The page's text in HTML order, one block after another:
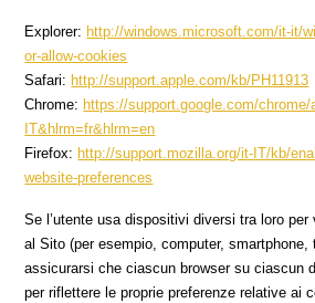
Explorer: http://windows.microsoft.com/it-it/
or-allow-cookies
Safari: http://support.apple.com/kb/PH11913
Chrome: https://support.google.com/chrome/
IT&hlrm=fr&hlrm=en
Firefox: http://support.mozilla.org/it-IT/kb/
website-preferences
Se l’utente usa dispositivi diversi tra loro
al Sito (per esempio, computer,
assicurarsi che ciascun browser su ciascun
per riflettere le proprie preferenze relative ai